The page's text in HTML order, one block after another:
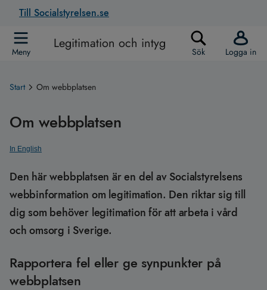
Till Socialstyrelsen.se
Meny Legitimation och intyg Sök Logga in
Start Om webbplatsen
Om webbplatsen
In English
Den här webbplatsen är en del av Socialstyrelsens
webbinformation om legitimation. Den riktar sig till
dig som behöver legitimation för att arbeta i vård
och omsorg i Sverige.
Rapportera fel eller ge synpunkter på
webbplatsen